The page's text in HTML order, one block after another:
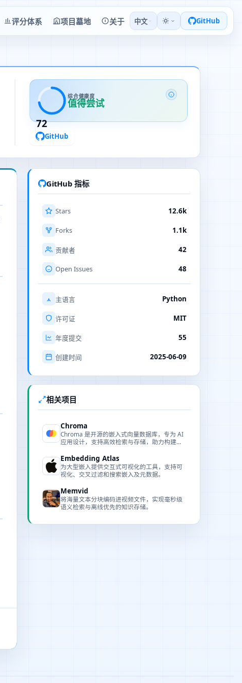
评分体系 项目墓地 关于 中文 GitHub
72
综合健康度
值得尝试
GitHub
GitHub 指标
Stars 12.6k
Forks 1.1k
贡献者 42
Open Issues 48
主语言 Python
许可证 MIT
年度提交 55
创建时间 2025-06-09
相关项目
Chroma
Chroma 是开源的嵌入式向量数据库，专为 AI
应用设计，支持高效检索与存储，助力构建智
Embedding Atlas
为大型嵌入提供交互式可视化的工具，支持可
视化、交叉过滤和搜索嵌入及元数据。
Memvid
将海量文本分块编码进视频文件，实现毫秒级
语义检索与离线优先的知识存储。